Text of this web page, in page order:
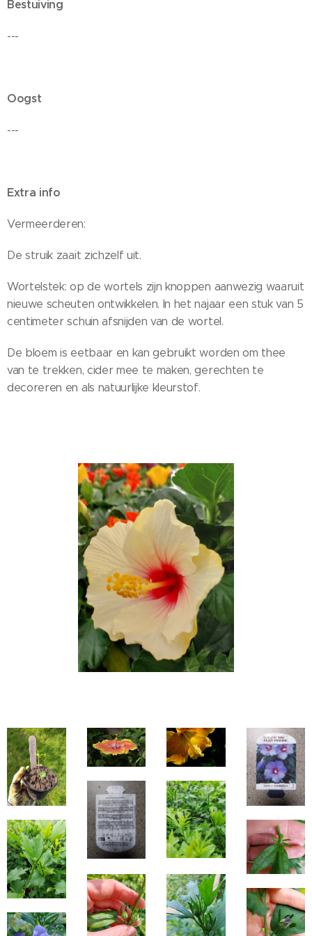
Bestuiving
---
Oogst
---
Extra info
Vermeerderen:
De struik zaait zichzelf uit.
Wortelstek: op de wortels zijn knoppen aanwezig waaruit
nieuwe scheuten ontwikkelen. In het najaar een stuk van 5
centimeter schuin afsnijden van de wortel.
De bloem is eetbaar en kan gebruikt worden om thee
van te trekken, cider mee te maken, gerechten te
decoreren en als natuurlijke kleurstof.